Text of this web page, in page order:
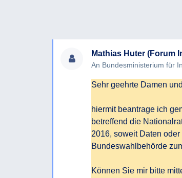
Ich bedanke mich herzlich im
Mathias Huter (Forum
An Bundesministerium für
Sehr geehrte Damen
hiermit beantrage ich
betreffend die
2016, soweit Daten
Bundeswahlbehörde
Können Sie mir bitte